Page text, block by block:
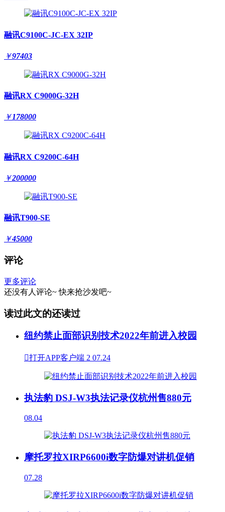
融讯C9100C-JC-EX 32IP
￥97403
融讯RX C9000G-32H
￥178000
融讯RX C9200C-64H
￥200000
融讯T900-SE
￥45000
评论
更多评论
还没有人评论~ 快来抢沙发吧~
读过此文的还读过
纽约禁止面部识别技术2022年前进入校园
打开APP客户端 2 07.24
执法豹 DSJ-W3执法记录仪杭州售880元
08.04
摩托罗拉XIRP6600i数字防爆对讲机促销
07.28